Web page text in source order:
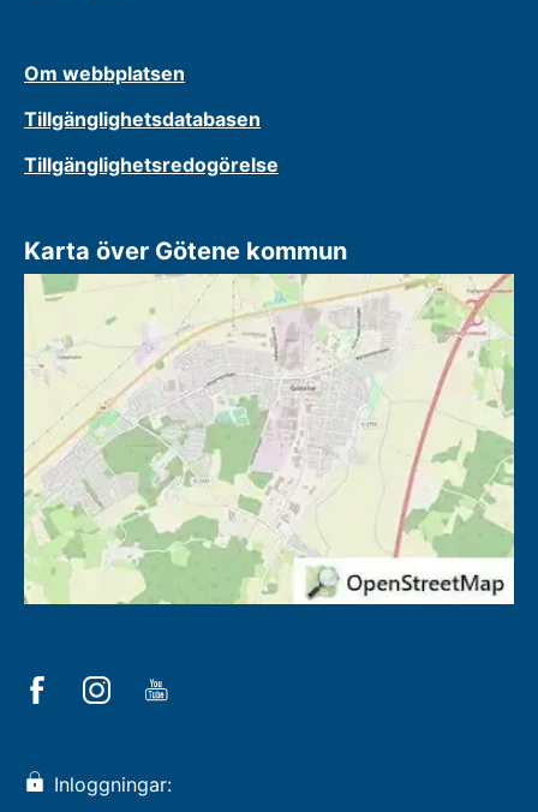
Om webbplatsen
Tillgänglighetsdatabasen
Tillgänglighetsredogörelse
Karta över Götene kommun
Inloggningar: